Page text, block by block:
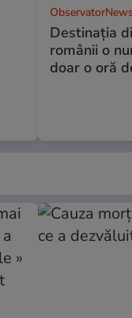
Destinaţia
românii o
doar o oră